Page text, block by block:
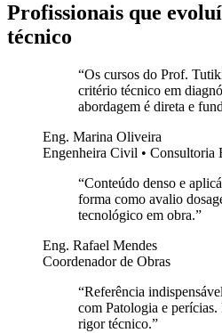
Profissionais que
técnico
“Os cursos do Prof.
critério técnico em
abordagem é direta e
Eng. Marina Oliveira
Engenheira Civil • Consultoria
“Conteúdo denso e
forma como avalio
tecnológico em obra.”
Eng. Rafael Mendes
Coordenador de Obras
“Referência
com Patologia e perícias.
rigor técnico.”